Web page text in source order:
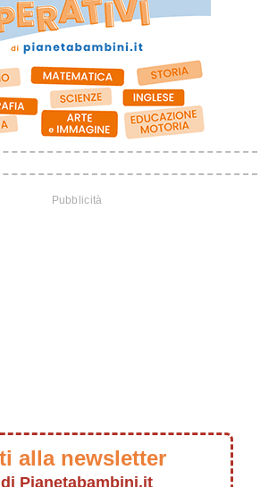
alla newsletter
di Pianetabambini.it